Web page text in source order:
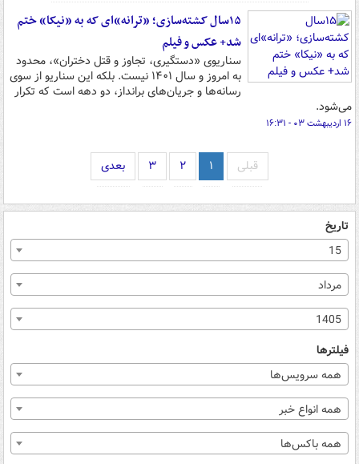
۱۵سال کشته‌سازی؛ «ترانه»ای که به «نیکا» ختم
شد+ عکس و فیلم
سناریوی «دستگیری، تجاوز و قتل دختران»، محدود
به امروز و سال ۱۴۰۱ نیست. بلکه این سناریو از سوی
رسانه‌ها و جریان‌های برانداز، دو دهه است که تکرار
می‌شود.
۱۶ اردیبهشت ۰۳ - ۱۶:۳۱
قبلی ۱ ۲ ۳ بعدی
تاریخ
15
مرداد
1405
فیلترها
همه سرویس‌ها
همه انواع خبر
همه باکس‌ها